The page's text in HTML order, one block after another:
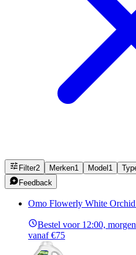
Filter2 Merken1 Model 1
Feedback
Omo Flowerly White
Bestel voor 12:00,
vanaf €75